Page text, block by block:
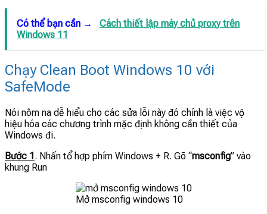
Có thể bạn cần →
Cách thiết lập máy chủ proxy trên
Windows 11
Chạy Clean Boot Windows 10 với
SafeMode
Nói nôm na dễ hiểu cho các sửa lỗi này đó chính là việc vộ
hiệu hóa các chương trình mặc định không cần thiết của
Windows đi.
Bước 1 . Nhấn tổ hợp phím Windows + R. Gõ “msconfig” vào
khung Run
Mở msconfig windows 10